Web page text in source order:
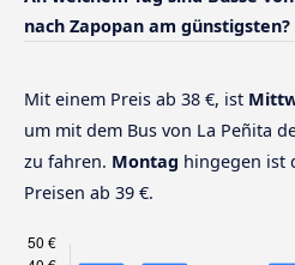
nach Zapopan am günstigsten?
Mit einem Preis ab 38 €, ist
um mit dem Bus von La Peñita
zu fahren. Montag hingegen ist
Preisen ab 39 €.